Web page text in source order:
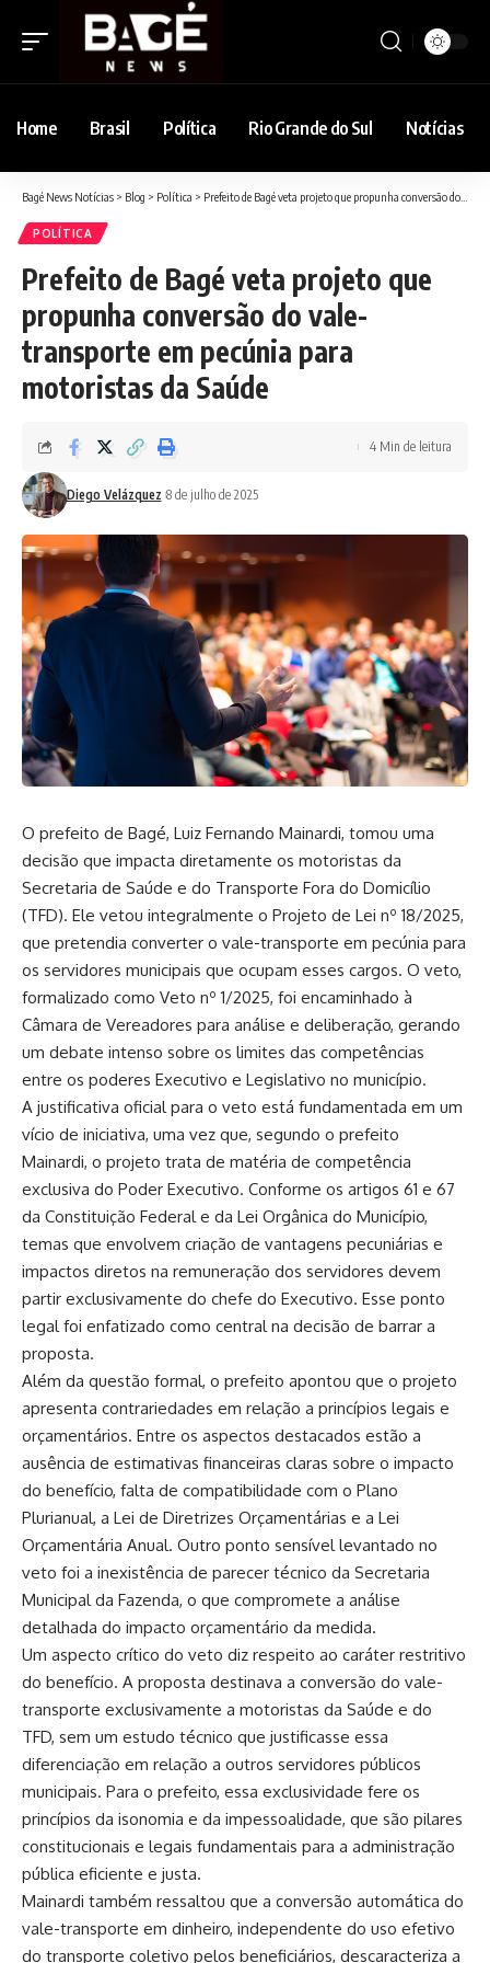
Home Brasil Política Rio Grande do Sul Notícias
Bagé News Notícias > Blog > Política > Prefeito de Bagé veta projeto que propunha conversão do vale-transporte em pecúnia para motoristas da Saúde
POLÍTICA
Prefeito de Bagé veta projeto que
propunha conversão do vale-
transporte em pecúnia para
motoristas da Saúde
Diego Velázquez 8 de julho de 2025
4 Min de leitura
O prefeito de Bagé, Luiz Fernando Mainardi, tomou uma
decisão que impacta diretamente os motoristas da
Secretaria de Saúde e do Transporte Fora do Domicílio
(TFD). Ele vetou integralmente o Projeto de Lei nº 18/2025,
que pretendia converter o vale-transporte em pecúnia para
os servidores municipais que ocupam esses cargos. O veto,
formalizado como Veto nº 1/2025, foi encaminhado à
Câmara de Vereadores para análise e deliberação, gerando
um debate intenso sobre os limites das competências
entre os poderes Executivo e Legislativo no município.
A justificativa oficial para o veto está fundamentada em um
vício de iniciativa, uma vez que, segundo o prefeito
Mainardi, o projeto trata de matéria de competência
exclusiva do Poder Executivo. Conforme os artigos 61 e 67
da Constituição Federal e da Lei Orgânica do Município,
temas que envolvem criação de vantagens pecuniárias e
impactos diretos na remuneração dos servidores devem
partir exclusivamente do chefe do Executivo. Esse ponto
legal foi enfatizado como central na decisão de barrar a
proposta.
Além da questão formal, o prefeito apontou que o projeto
apresenta contrariedades em relação a princípios legais e
orçamentários. Entre os aspectos destacados estão a
ausência de estimativas financeiras claras sobre o impacto
do benefício, falta de compatibilidade com o Plano
Plurianual, a Lei de Diretrizes Orçamentárias e a Lei
Orçamentária Anual. Outro ponto sensível levantado no
veto foi a inexistência de parecer técnico da Secretaria
Municipal da Fazenda, o que compromete a análise
detalhada do impacto orçamentário da medida.
Um aspecto crítico do veto diz respeito ao caráter restritivo
do benefício. A proposta destinava a conversão do vale-
transporte exclusivamente a motoristas da Saúde e do
TFD, sem um estudo técnico que justificasse essa
diferenciação em relação a outros servidores públicos
municipais. Para o prefeito, essa exclusividade fere os
princípios da isonomia e da impessoalidade, que são pilares
constitucionais e legais fundamentais para a administração
pública eficiente e justa.
Mainardi também ressaltou que a conversão automática do
vale-transporte em dinheiro, independente do uso efetivo
do transporte coletivo pelos beneficiários, descaracteriza a